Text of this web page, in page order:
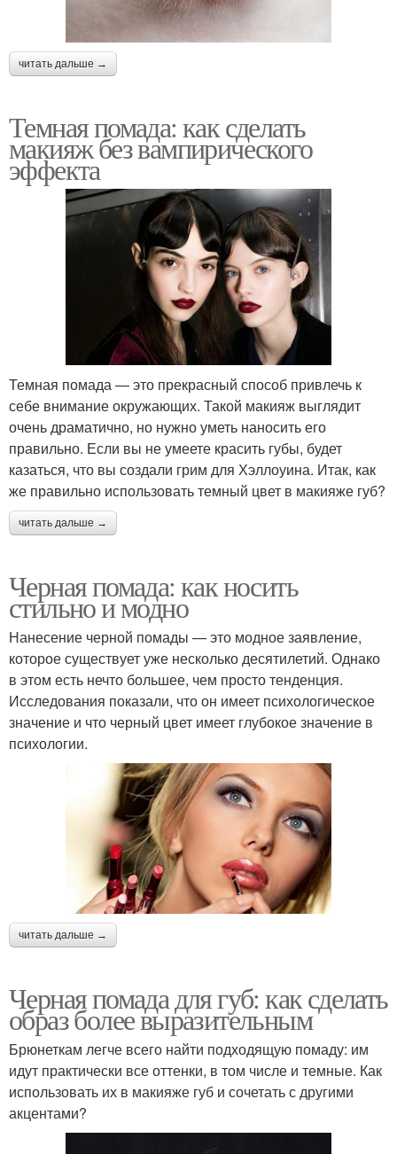
читать дальше →
Темная помада: как сделать
макияж без вампирического
эффекта
Темная помада — это прекрасный способ привлечь к
себе внимание окружающих. Такой макияж выглядит
очень драматично, но нужно уметь наносить его
правильно. Если вы не умеете красить губы, будет
казаться, что вы создали грим для Хэллоуина. Итак, как
же правильно использовать темный цвет в макияже губ?
читать дальше →
Черная помада: как носить
стильно и модно
Нанесение черной помады — это модное заявление,
которое существует уже несколько десятилетий. Однако
в этом есть нечто большее, чем просто тенденция.
Исследования показали, что он имеет психологическое
значение и что черный цвет имеет глубокое значение в
психологии.
читать дальше →
Черная помада для губ: как сделать
образ более выразительным
Брюнеткам легче всего найти подходящую помаду: им
идут практически все оттенки, в том числе и темные. Как
использовать их в макияже губ и сочетать с другими
акцентами?